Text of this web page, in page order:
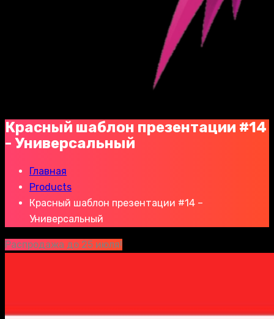
Красный шаблон презентации #14
- Универсальный
Главная
Products
Красный шаблон презентации #14 –
Универсальный
Распродажа до 25 июля!